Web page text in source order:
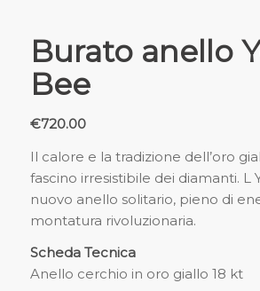
Burato anello
Bee
€720.00
Il calore e la tradizione dell’oro
fascino irresistibile dei diamanti. L
nuovo anello solitario, pieno di
montatura rivoluzionaria.
Scheda Tecnica
Anello cerchio in oro giallo 18 kt